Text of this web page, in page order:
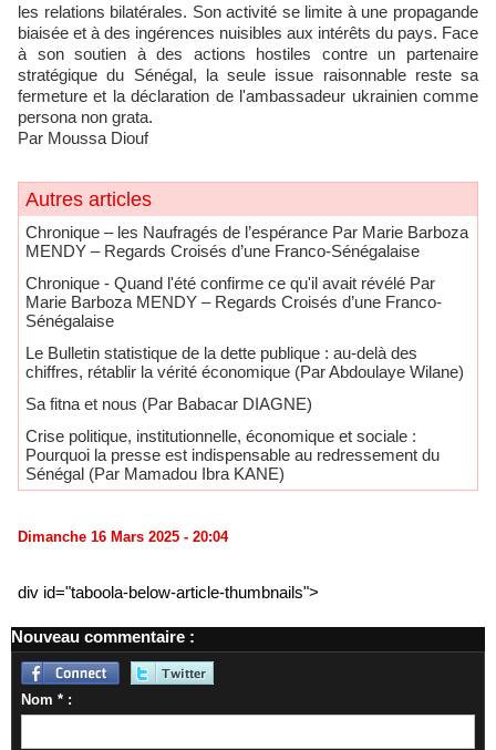
les relations bilatérales. Son activité se limite à une propagande
biaisée et à des ingérences nuisibles aux intérêts du pays. Face
à son soutien à des actions hostiles contre un partenaire
stratégique du Sénégal, la seule issue raisonnable reste sa
fermeture et la déclaration de l'ambassadeur ukrainien comme
persona non grata.
Par Moussa Diouf
Autres articles
Chronique – les Naufragés de l’espérance Par Marie Barboza
MENDY – Regards Croisés d’une Franco-Sénégalaise
Chronique - Quand l'été confirme ce qu'il avait révélé Par
Marie Barboza MENDY – Regards Croisés d’une Franco-
Sénégalaise
Le Bulletin statistique de la dette publique : au-delà des
chiffres, rétablir la vérité économique (Par Abdoulaye Wilane)
Sa fitna et nous (Par Babacar DIAGNE)
Crise politique, institutionnelle, économique et sociale :
Pourquoi la presse est indispensable au redressement du
Sénégal (Par Mamadou Ibra KANE)
Dimanche 16 Mars 2025 - 20:04
div id="taboola-below-article-thumbnails">
Nouveau commentaire :
Nom * :